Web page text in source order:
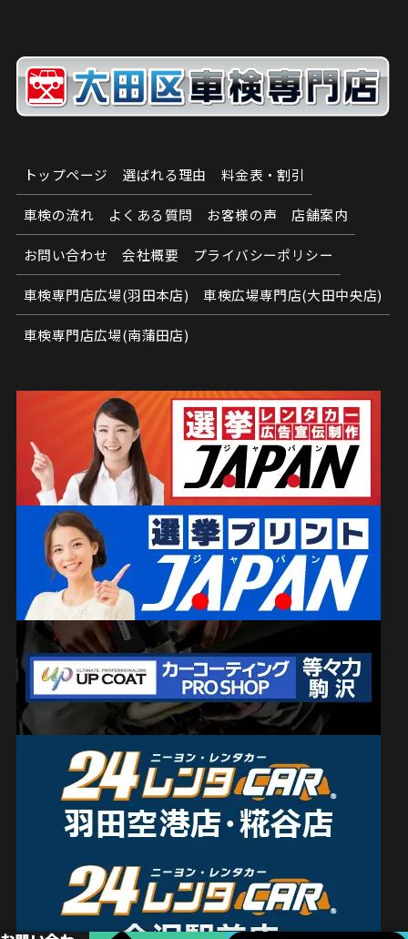
トップページ 選ばれる理由 料金表・割引
車検の流れ よくある質問 お客様の声 店舗案内
お問い合わせ 会社概要 プライバシーポリシー
車検専門店広場(羽田本店) 車検広場専門店(大田中央店)
車検専門店広場(南蒲田店)